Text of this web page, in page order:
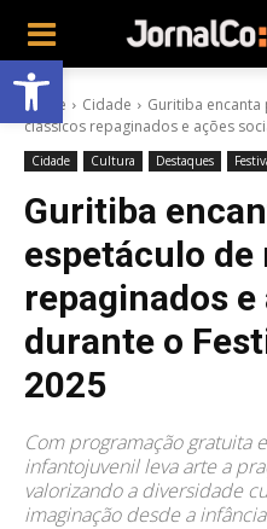
Abrir a barra de ferramentas
Home Cidade
Guritiba
clássicos repaginados e ações
Cidade Cultura Destaques
Guritiba
espetáculo
repaginados
durante o
2025
Com programação gratuita
infantojuvenil leva arte a
valorizando a diversidade
imaginação desde a